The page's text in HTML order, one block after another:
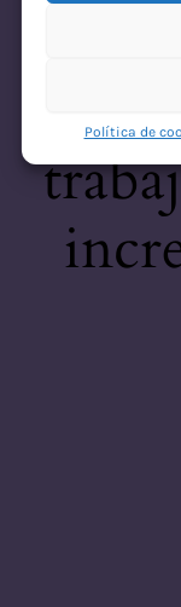
Política de